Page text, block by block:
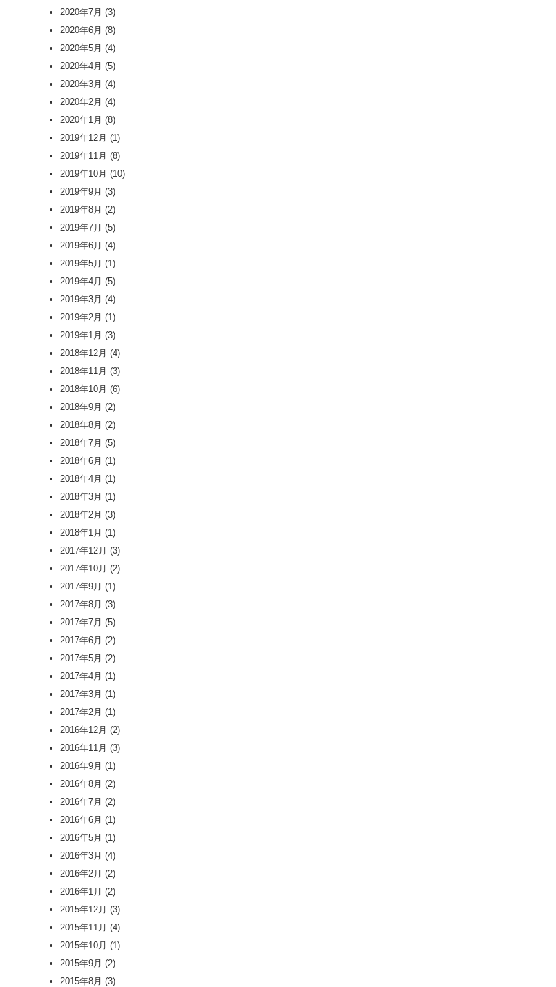
2020年7月 (3)
2020年6月 (8)
2020年5月 (4)
2020年4月 (5)
2020年3月 (4)
2020年2月 (4)
2020年1月 (8)
2019年12月 (1)
2019年11月 (8)
2019年10月 (10)
2019年9月 (3)
2019年8月 (2)
2019年7月 (5)
2019年6月 (4)
2019年5月 (1)
2019年4月 (5)
2019年3月 (4)
2019年2月 (1)
2019年1月 (3)
2018年12月 (4)
2018年11月 (3)
2018年10月 (6)
2018年9月 (2)
2018年8月 (2)
2018年7月 (5)
2018年6月 (1)
2018年4月 (1)
2018年3月 (1)
2018年2月 (3)
2018年1月 (1)
2017年12月 (3)
2017年10月 (2)
2017年9月 (1)
2017年8月 (3)
2017年7月 (5)
2017年6月 (2)
2017年5月 (2)
2017年4月 (1)
2017年3月 (1)
2017年2月 (1)
2016年12月 (2)
2016年11月 (3)
2016年9月 (1)
2016年8月 (2)
2016年7月 (2)
2016年6月 (1)
2016年5月 (1)
2016年3月 (4)
2016年2月 (2)
2016年1月 (2)
2015年12月 (3)
2015年11月 (4)
2015年10月 (1)
2015年9月 (2)
2015年8月 (3)